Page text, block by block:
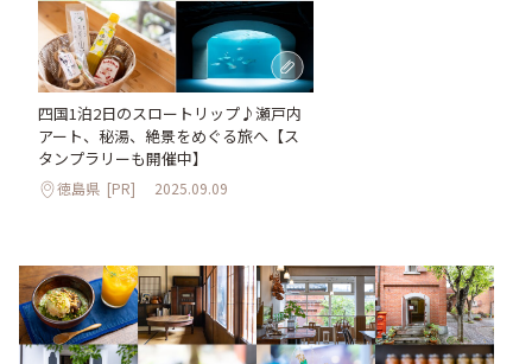
四国1泊2日のスロートリップ♪瀬戸内
アート、秘湯、絶景をめぐる旅へ【ス
タンプラリーも開催中】
徳島県 [PR] 2025.09.09